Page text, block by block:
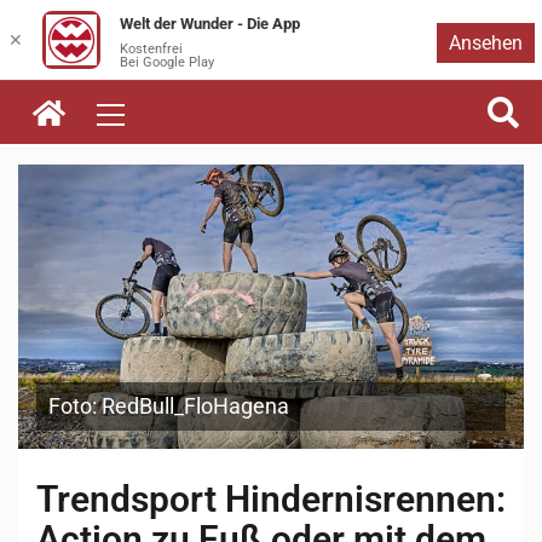
Zum
Inhalt
springen
Foto: RedBull_FloHagena
Trendsport Hindernisrennen:
✕
Welt der Wunder - Die App
Kostenfrei
Bei Google Play
Ansehen